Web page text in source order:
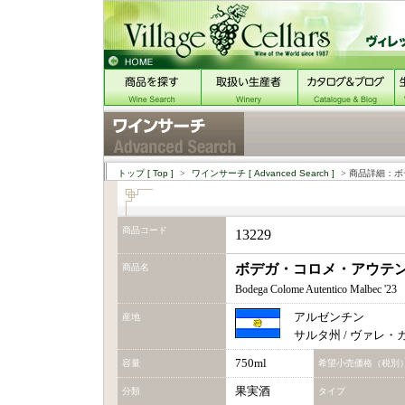
トップ[ Top ] > ワインサーチ [ Advanced Search ] > 商品詳細：
商品コード 13229
商品名 ボデガ・コロメ・アウテ
Bodega Colome Autentico Malbec '23
産地
アルゼンチン
サルタ州 / ヴァレ・
容量 750ml 希望小売価格（税別
分類 果実酒 タイプ